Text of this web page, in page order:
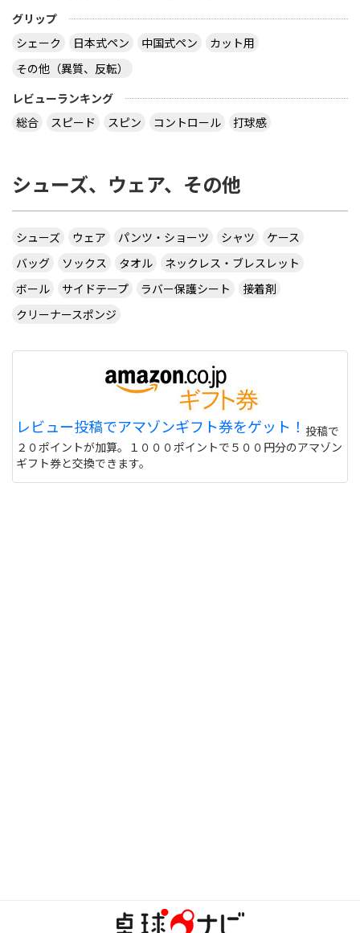
グリップ
シェーク
日本式ペン 中国式ペン
カット用
その他（異質、反転）
レビューランキング
総合
スピード スピン コントロール 打球感
シューズ、ウェア、その他
シューズ ウェア パンツ・ショーツ シャツ
ケース
バッグ
ソックス タオル
ネックレス・ブレスレット
ボール
サイドテープ ラバー保護シート
接着剤
クリーナースポンジ
レビュー投稿でアマゾンギフト券をゲット！ 投稿で
２０ポイントが加算。１０００ポイントで５００円分のアマゾン
ギフト券と交換できます。